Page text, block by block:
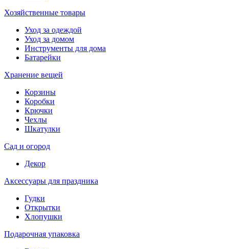
Хозяйственные товары
Уход за одеждой
Уход за домом
Инструменты для дома
Батарейки
Хранение вещей
Корзины
Коробки
Крючки
Чехлы
Шкатулки
Сад и огород
Декор
Аксессуары для праздника
Гудки
Открытки
Хлопушки
Подарочная упаковка